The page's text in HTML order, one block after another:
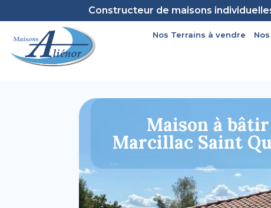
Constructeur de maisons
Nos Terrains à vendre
Maison à
Marcillac Saint